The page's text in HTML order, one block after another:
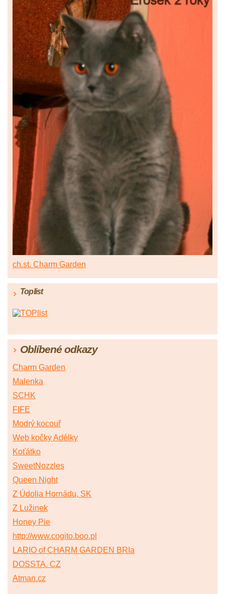
ch.st. Charm Garden
Toplist
Oblíbené odkazy
Charm Garden
Malenka
SCHK
FIFE
Modrý kocouř
Web kočky Adélky
Koťátko
SweetNozzles
Queen Night
Z Údolia Hornádu, SK
Z Lužinek
Honey Pie
http://www.cogito.boo.pl
LARIO of CHARM GARDEN BRIa
DOSSTA. CZ
Atman.cz